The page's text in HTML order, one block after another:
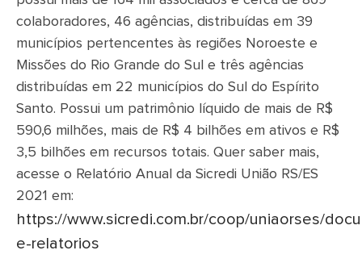
colaboradores, 46 agências, distribuídas em 39
municípios pertencentes às regiões Noroeste e
Missões do Rio Grande do Sul e três agências
distribuídas em 22 municípios do Sul do Espírito
Santo. Possui um patrimônio líquido de mais de R$
590,6 milhões, mais de R$ 4 bilhões em ativos e R$
3,5 bilhões em recursos totais. Quer saber mais,
acesse o Relatório Anual da Sicredi União RS/ES
2021 em:
https://www.sicredi.com.br/coop/uniaorses/
e-relatorios